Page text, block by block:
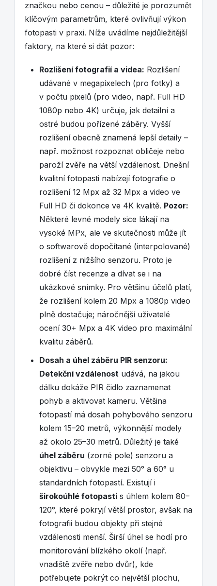
značkou nebo cenou – důležité je porozumět
klíčovým parametrům, které ovlivňují výkon
fotopasti v praxi. Níže uvádíme nejdůležitější
faktory, na které si dát pozor:
Rozlišení fotografií a videa: Rozlišení
udávané v megapixelech (pro fotky) a
v počtu pixelů (pro video, např. Full HD
1080p nebo 4K) určuje, jak detailní a
ostré budou pořízené záběry. Vyšší
rozlišení obecně znamená lepší detaily –
např. možnost rozpoznat obličeje nebo
paroží zvěře na větší vzdálenost. Dnešní
kvalitní fotopasti nabízejí fotografie o
rozlišení 12 Mpx až 32 Mpx a video ve
Full HD či dokonce ve 4K kvalitě. Pozor:
Některé levné modely sice lákají na
vysoké MPx, ale ve skutečnosti může jít
o softwarově dopočítané (interpolované)
rozlišení z nižšího senzoru. Proto je
dobré číst recenze a dívat se i na
ukázkové snímky. Pro většinu účelů platí,
že rozlišení kolem 20 Mpx a 1080p video
plně dostačuje; náročnější uživatelé
ocení 30+ Mpx a 4K video pro maximální
kvalitu záběrů.
Dosah a úhel záběru PIR senzoru:
Detekční vzdálenost udává, na jakou
dálku dokáže PIR čidlo zaznamenat
pohyb a aktivovat kameru. Většina
fotopastí má dosah pohybového senzoru
kolem 15–20 metrů, výkonnější modely
až okolo 25–30 metrů. Důležitý je také
úhel záběru (zorné pole) senzoru a
objektivu – obvykle mezi 50° a 60° u
standardních fotopastí. Existují i
širokoúhlé fotopasti s úhlem kolem 80–
120°, které pokryjí větší prostor, avšak na
fotografii budou objekty při stejné
vzdálenosti menší. Širší úhel se hodí pro
monitorování blízkého okolí (např.
vnadiště zvěře nebo dvůr), kde
potřebujete pokrýt co největší plochu,